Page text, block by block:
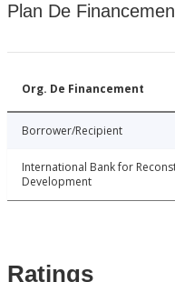
Plan De
Org. De Financement
Borrower/Recipient
International Bank for
Development
Ratings